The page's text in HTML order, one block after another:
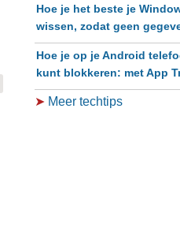
Hoe je het beste je
wissen, zodat geen
Hoe je op je Android
kunt blokkeren: met App
➤ Meer techtips